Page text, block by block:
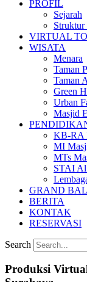
PROFIL
Sejarah
Struktur
VIRTUAL
WISATA
Menara
Taman
Taman
Green
Urban
Masjid
KB-RA
MI
MTs
STAI Al
GRAND
BERITA
KONTAK
RESERVASI
Search
Produksi